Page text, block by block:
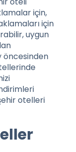
için,
için
uygun
öncesinden
otelleri